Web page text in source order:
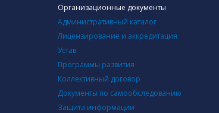
Организационные документы
Административный каталог
Лицензирование и аккредитация
Устав
Программы развития
Коллективный договор
Документы по самообследованию
Защита информации